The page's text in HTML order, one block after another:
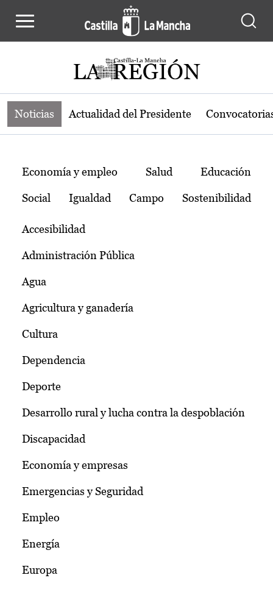
Noticias de la región de Castilla-La
Noticias Actualidad del Presidente
Temas
Economía y empleo Salud Educación
Social Igualdad Campo Sostenibilidad
Accesibilidad
Administración Pública
Agua
Agricultura y ganadería
Cultura
Dependencia
Deporte
Desarrollo rural y lucha contra la despoblación
Discapacidad
Economía y empresas
Emergencias y Seguridad
Empleo
Energía
Europa